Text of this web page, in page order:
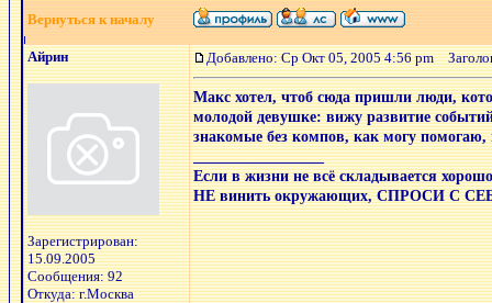
Вернуться к началу
Айрин
Зарегистрирован:
15.09.2005
Сообщения: 92
Откуда: г.Москва
Добавлено: Ср Окт 05, 2005 4:56 pm
Макс хотел, чтоб сюда пришли люди,
молодой девушке: вижу развитие
знакомые без компов, как могу помогаю,
_________________
Если в жизни не всё складывается
НЕ винить окружающих, СПРОСИ С